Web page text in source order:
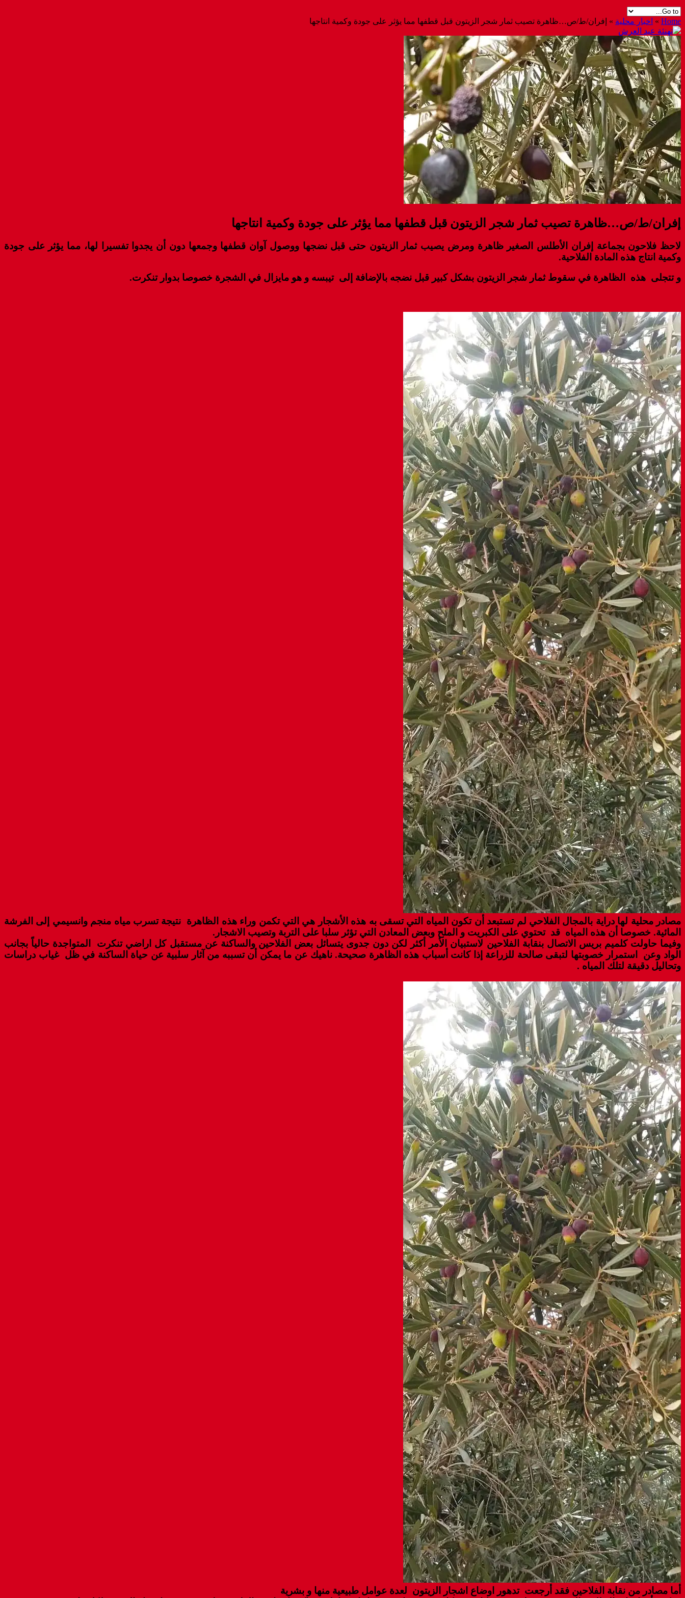
Home
» اخبار محلية » إفران/ط/ص…ظاهرة تصيب ثمار شجر الزيتون قبل قطفها مما يؤثر على جودة وكمية انتاجها
إفران/ط/ص…ظاهرة تصيب ثمار شجر الزيتون قبل قطفها مما يؤثر على جودة وكمية انتاجها
لاحظ فلاحون بجماعة إفران الأطلس الصغير ظاهرة ومرض يصيب ثمار الزيتون حتى قبل نضجها ووصول آوان قطفها وجمعها دون أن يجدوا تفسيرا لها، مما يؤثر على جودة
وكمية انتاج هذه المادة الفلاحية.
و تتجلى هذه الظاهرة في سقوط ثمار شجر الزيتون بشكل كبير قبل نضجه بالإضافة إلى تيبسه و هو مايزال في الشجرة خصوصا بدوار تنكرت.
مصادر محلية لها دراية بالمجال الفلاحي لم تستبعد أن تكون المياه التي تسقى به هذه الأشجار هي التي تكمن وراء هذه الظاهرة نتيجة تسرب مياه منجم وانسيمي إلى الفرشة
المائية. خصوصا أن هذه المياه قد تحتوي على الكبريت و الملح وبعض المعادن التي تؤثر سلبا على التربة وتصيب الاشجار.
وفيما حاولت كلميم بريس الاتصال بنقابة الفلاحين لاستبيان الأمر أكثر لكن دون جدوى يتسائل بعض الفلاحين والساكنة عن مستقبل كل اراضي تنكرت المتواجدة حالياً بجانب
الواد وعن استمرار خصوبتها لتبقى صالحة للزراعة إذا كانت أسباب هذه الظاهرة صحيحة. ناهيك عن ما يمكن أن تسببه من آثار سلبية عن حياة الساكنة في ظل غياب دراسات
وتحاليل دقيقة لتلك المياه .
أما مصادر من نقابة الفلاحين فقد أرجعت تدهور اوضاع اشجار الزيتون لعدة عوامل طبيعية منها و بشرية